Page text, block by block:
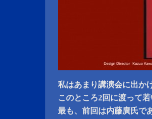
私はあまり講演会に出か
このところ2回に渡って
最も、前回は内藤廣氏で